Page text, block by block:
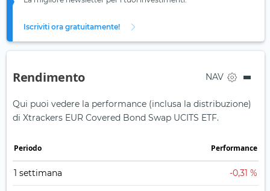
Iscriviti ora gratuitamente!
Rendimento NAV
Qui puoi vedere la performance (inclusa la distribuzione)
di Xtrackers EUR Covered Bond Swap UCITS ETF.
Periodo Performance
1 settimana -0,31 %